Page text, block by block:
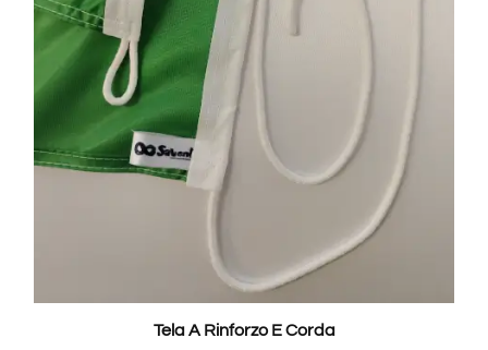
Tela A Rinforzo E Corda